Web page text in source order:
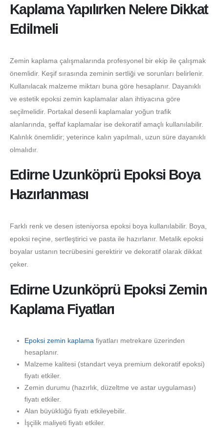
Kaplama Yapılırken Nelere Dikkat
Edilmeli
Zemin kaplama çalışmalarında profesyonel bir ekip ile çalışmak
önemlidir. Keşif sırasında zeminin sertliği ve sorunları belirlenir.
Kullanılacak malzeme miktarı buna göre hesaplanır. Dayanıklı
ve estetik epoksi zemin kaplamalar alan ihtiyacına göre
seçilmelidir. Portakal desenli kaplamalar yoğun trafik
alanlarında, şeffaf kaplamalar ise dekoratif amaçlı kullanılabilir.
Kalınlık önemlidir; yeterince kalın yapılmalı, uzun süre dayanıklı
olmalıdır.
Edirne Uzunköprü Epoksi Boya
Hazırlanması
Farklı renk ve desen isteniyorsa epoksi boya kullanılabilir. Boya,
epoksi reçine, sertleştirici ve pasta ile hazırlanır. Metalik epoksi
boyalar ustanın tecrübesini gerektirir ve dekoratif olarak dikkat
çeker.
Edirne Uzunköprü Epoksi Zemin
Kaplama Fiyatları
Epoksi zemin kaplama fiyatları metrekare üzerinden
hesaplanır.
Malzeme kalitesi (standart veya premium dekoratif epoksi)
fiyatı etkiler.
Zemin durumu (hazırlık, düzeltme ve astar uygulaması)
fiyatı etkiler.
Alan büyüklüğü fiyatı etkileyebilir.
İşçilik maliyeti fiyatı etkiler.